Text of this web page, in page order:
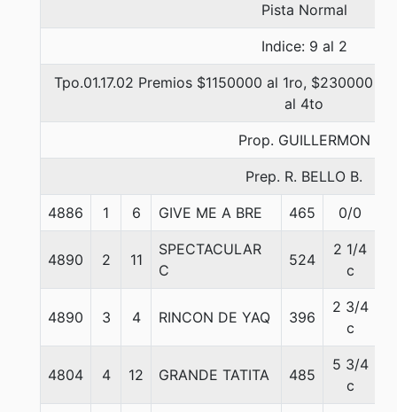
Pista Normal
Indice: 9 al 2
Tpo.01.17.02 Premios $1150000 al 1ro, $230000
al 4to
Prop. GUILLERMON
Prep. R. BELLO B.
4886 1 6 GIVE ME A BRE 465 0/0
4890 2 11
SPECTACULAR
C
524
2 1/4
c
4890 3 4 RINCON DE YAQ 396
2 3/4
c
4804 4 12 GRANDE TATITA 485
5 3/4
c